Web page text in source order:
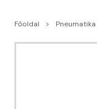
Főoldal Pneumatika